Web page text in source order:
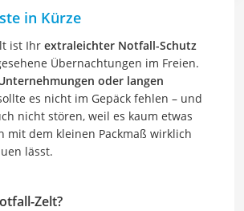
in Kürze
ist Ihr extraleichter Notfall-Schutz
Übernachtungen im Freien.
oder langen
es nicht im Gepäck fehlen – und
nicht stören, weil es kaum etwas
mit dem kleinen Packmaß wirklich
lässt.
Zelt?